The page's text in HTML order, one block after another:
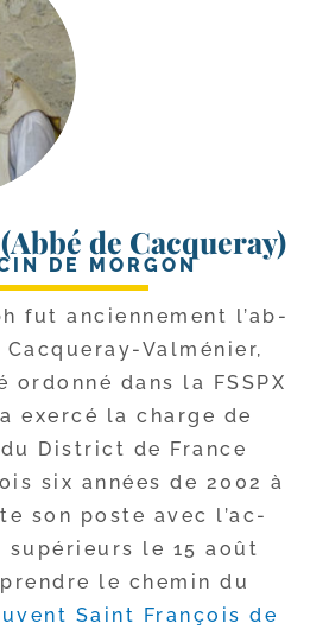
de Cacqueray)
DE MORGON
fut ancien­ne­ment l’ab­
Cacqueray-​Valménier,
ordon­né dans la FSSPX
exer­cé la charge de
District de France
six années de 2002 à
son poste avec l’ac­
supé­rieurs le 15 août
le che­min du
Saint François de